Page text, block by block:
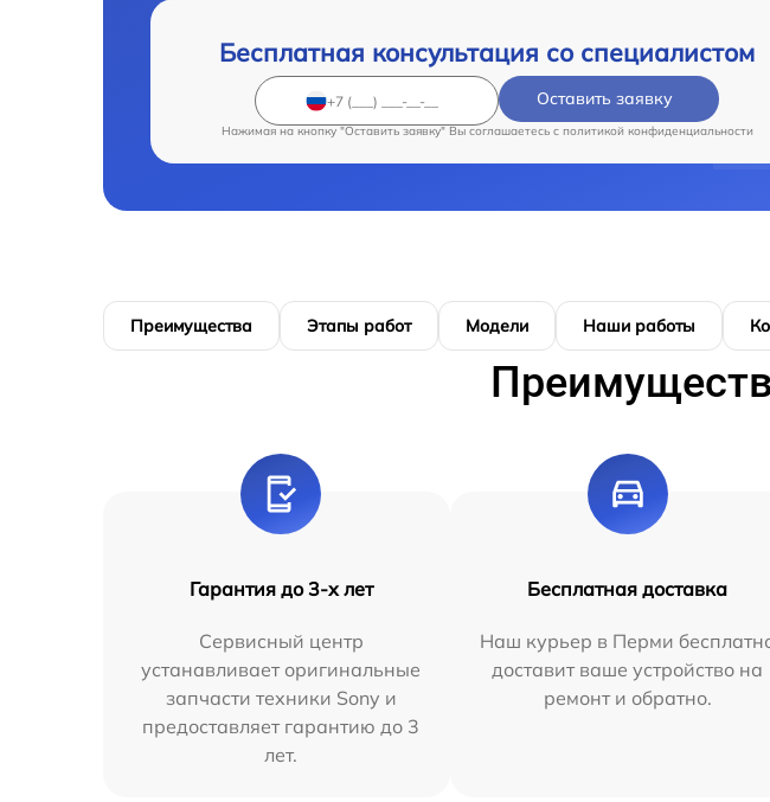
Бесплатная консультация со специалистом
Оставить заявку
Нажимая на кнопку "Оставить заявку" Вы соглашаетесь c политикой конфиденциальности
Преимущества Этапы работ Модели Наши работы
Гарантия до 3-х лет
Сервисный центр
устанавливает оригинальные
запчасти техники Sony и
предоставляет гарантию до 3
лет.
Бесплатная доставка
Наш курьер в Перми
доставит ваше устройство на
ремонт и обратно.